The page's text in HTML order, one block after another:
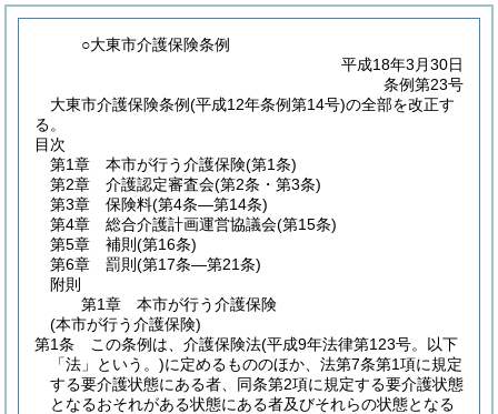
○大東市介護保険条例
平成18年3月30日
条例第23号
大東市介護保険条例(平成12年条例第14号)の全部を改正す
る。
目次
第1章
本市が行う介護保険(第1条)
第2章
介護認定審査会(第2条・第3条)
第3章
保険料(第4条―第14条)
第4章
総合介護計画運営協議会(第15条)
第5章
補則 (第16条)
第6章
罰則 (第17条―第21条)
附則
第1章
本市が行う介護保険
(本市が行う介護保険)
第1条
この条例は、介護保険法(平成9年法律第123号。以下
「法」という。)に定めるもののほか、法第7条第1項に規定
する要介護状態にある者、同条第2項に規定する要介護状態
となるおそれがある状態にある者及びそれらの状態となる